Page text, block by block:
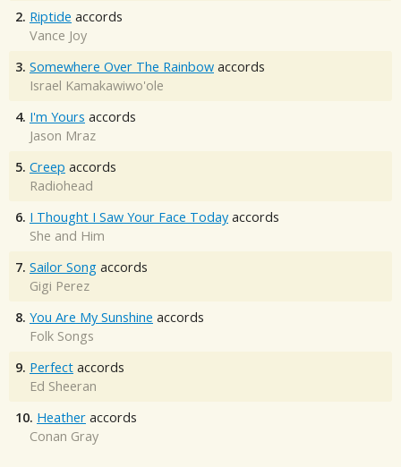
2. Riptide accords
Vance Joy
3. Somewhere Over The Rainbow accords
Israel Kamakawiwo'ole
4. I'm Yours accords
Jason Mraz
5. Creep accords
Radiohead
6. I Thought I Saw Your Face Today accords
She and Him
7. Sailor Song accords
Gigi Perez
8. You Are My Sunshine accords
Folk Songs
9. Perfect accords
Ed Sheeran
10. Heather accords
Conan Gray